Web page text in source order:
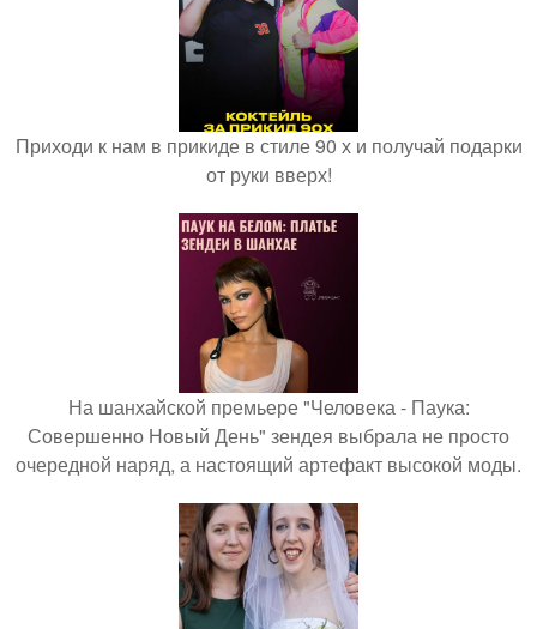
Приходи к нам в прикиде в стиле 90 х и получай подарки
от руки вверх!
На шанхайской премьере "Человека - Паука:
Совершенно Новый День" зендея выбрала не просто
очередной наряд, а настоящий артефакт высокой моды.